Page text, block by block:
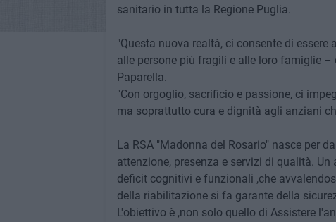
sanitario in tutta la Regione Puglia.
"Questa nuova realtà, ci consente di
alle persone più fragili e alle loro famiglie
Paparella.
"Con orgoglio, sacrificio e passione, ci
ma soprattutto cura e dignità agli anziani
La RSA "Madonna del Rosario" nasce per
attenzione, presenza e servizi di qualità.
deficit cognitivi e funzionali ,che
della riabilitazione si fa garante della
L'obiettivo è ,non solo quello di Assistere